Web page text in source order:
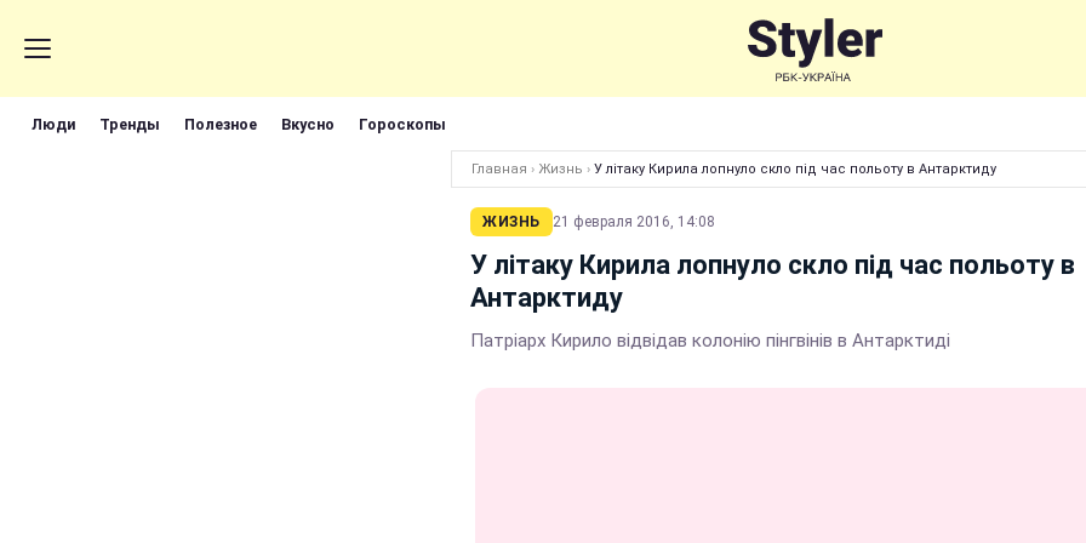
Люди Тренды Полезное Вкусно Гороскопы
Главная › Жизнь › У літаку Кирила лопнуло скло під час польоту в Антарктиду
ЖИЗНЬ 21 февраля 2016, 14:08
У літаку Кирила лопнуло скло під час польоту в
Антарктиду
Патріарх Кирило відвідав колонію пінгвінів в Антарктиді